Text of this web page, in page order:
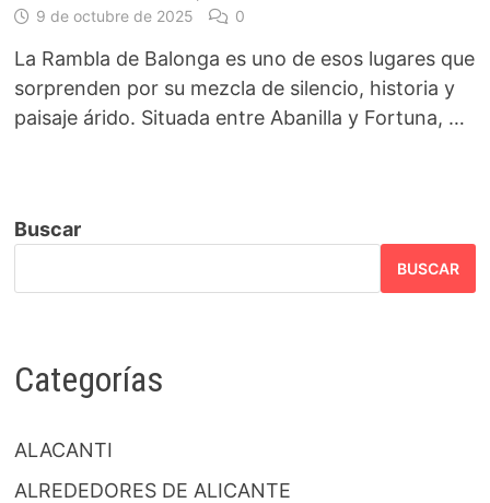
9 de octubre de 2025
0
La Rambla de Balonga es uno de esos lugares que
sorprenden por su mezcla de silencio, historia y
paisaje árido. Situada entre Abanilla y Fortuna, …
Buscar
BUSCAR
Categorías
ALACANTI
ALREDEDORES DE ALICANTE